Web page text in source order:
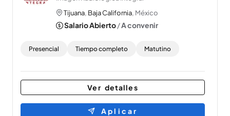
Tijuana, Baja California, México
Salario Abierto/A convenir
Presencial Tiempo completo Matutino
Ver detalles
Aplicar